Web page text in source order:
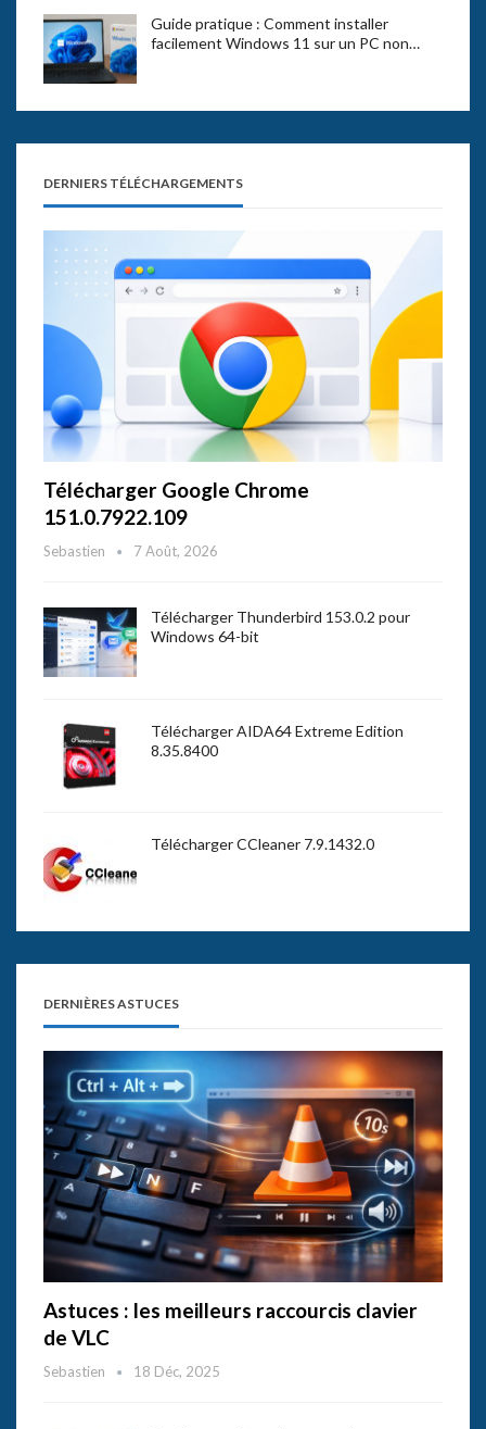
Guide pratique : Comment installer
facilement Windows 11 sur un PC non…
DERNIERS TÉLÉCHARGEMENTS
Télécharger Google Chrome
151.0.7922.109
Sebastien 7 Août, 2026
Télécharger Thunderbird 153.0.2 pour
Windows 64-bit
Télécharger AIDA64 Extreme Edition
8.35.8400
Télécharger CCleaner 7.9.1432.0
DERNIÈRES ASTUCES
Astuces : les meilleurs raccourcis clavier
de VLC
Sebastien 18 Déc, 2025